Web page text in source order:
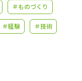
解説
＃ものづくり
＃経験 ＃技術